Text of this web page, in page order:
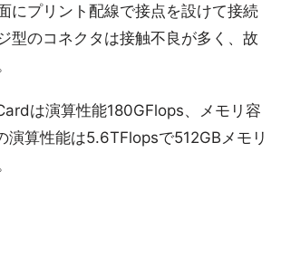
にプリント配線で接点を設けて接続
型のコネクタは接触不良が多く、故
は演算性能180GFlops、メモリ容
演算性能は5.6TFlopsで512GBメモリ